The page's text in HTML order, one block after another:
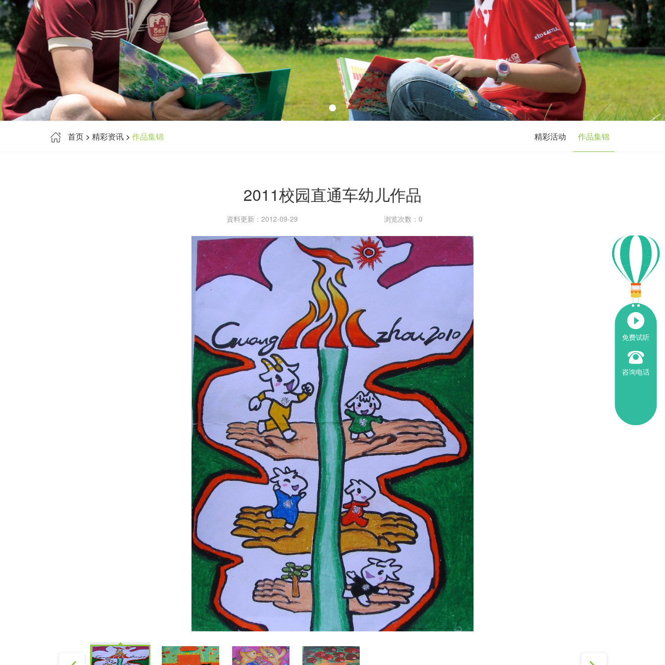
首页 > 精彩资讯 > 作品集锦 精彩活动 作品集锦
2011校园直通车幼儿作品
資料更新：2012-09-29 浏览次数：0
免费试听
咨询电话